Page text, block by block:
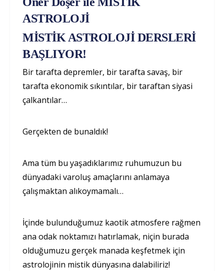
ASTROLOJİ
MİSTİK ASTROLOJİ DERSLERİ
BAŞLIYOR!
Bir tarafta depremler, bir tarafta savaş, bir
tarafta ekonomik sıkıntılar, bir taraftan siyasi
çalkantılar…
Gerçekten de bunaldık!
Ama tüm bu yaşadıklarımız ruhumuzun bu
dünyadaki varoluş amaçlarını anlamaya
çalışmaktan alıkoymamalı…
İçinde bulunduğumuz kaotik atmosfere rağmen
ana odak noktamızı hatırlamak, niçin burada
olduğumuzu gerçek manada keşfetmek için
astrolojinin mistik dünyasına dalabiliriz!